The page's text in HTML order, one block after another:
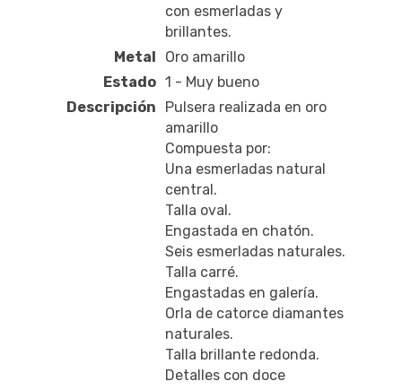
con esmerladas y
brillantes.
Metal
Oro amarillo
Estado 1 - Muy bueno
Descripción
Pulsera realizada en oro
amarillo
Compuesta por:
Una esmerladas natural
central.
Talla oval.
Engastada en chatón.
Seis esmerladas naturales.
Talla carré.
Engastadas en galería.
Orla de catorce diamantes
naturales.
Talla brillante redonda.
Detalles con doce